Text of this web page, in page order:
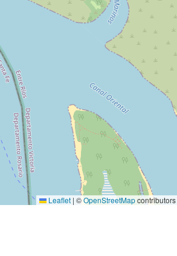
Leaflet | ©OpenStreetMapcontributors